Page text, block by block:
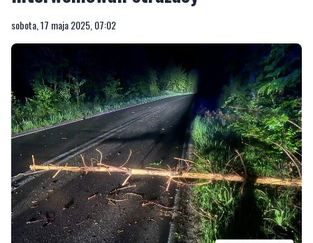
Drzewo zablokowało ulicę.
Interweniowali strażacy
sobota, 17 maja 2025, 07:02